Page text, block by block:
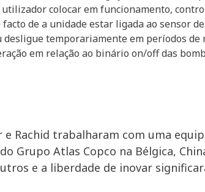
colocar em funcionamento,
facto de a unidade estar ligada ao sensor
desligue temporariamente em períodos de
em relação ao binário on/off das
e Rachid trabalharam com uma
Grupo Atlas Copco na Bélgica,
e a liberdade de inovar